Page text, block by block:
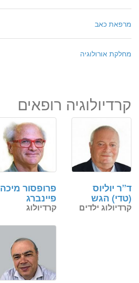
מרפאת כאב
מחלקת אורולוגיה
קרדיולוגיה רופאים
פרופסור מיכה
פיינברג
קרדיולוג
ד”ר יוליוס
(טדי) הגש
קרדיולוג ילדים